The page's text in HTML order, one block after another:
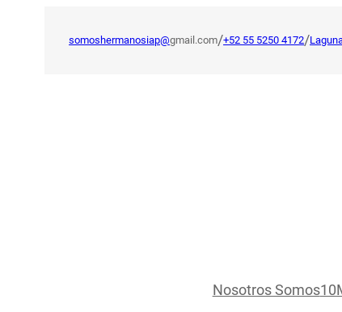
somoshermanosiap@gmail.com/+52 55 5250 4172/
Nosotros Somos